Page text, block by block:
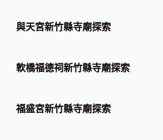
與天宮新竹縣寺廟探索
軟橋福德祠新竹縣寺廟探索
福盛宮新竹縣寺廟探索